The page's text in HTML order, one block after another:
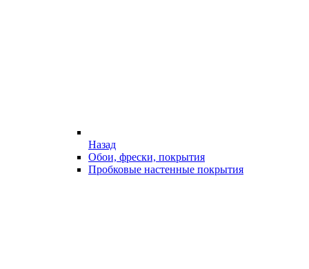
Назад
Обои, фрески, покрытия
Пробковые настенные покрытия